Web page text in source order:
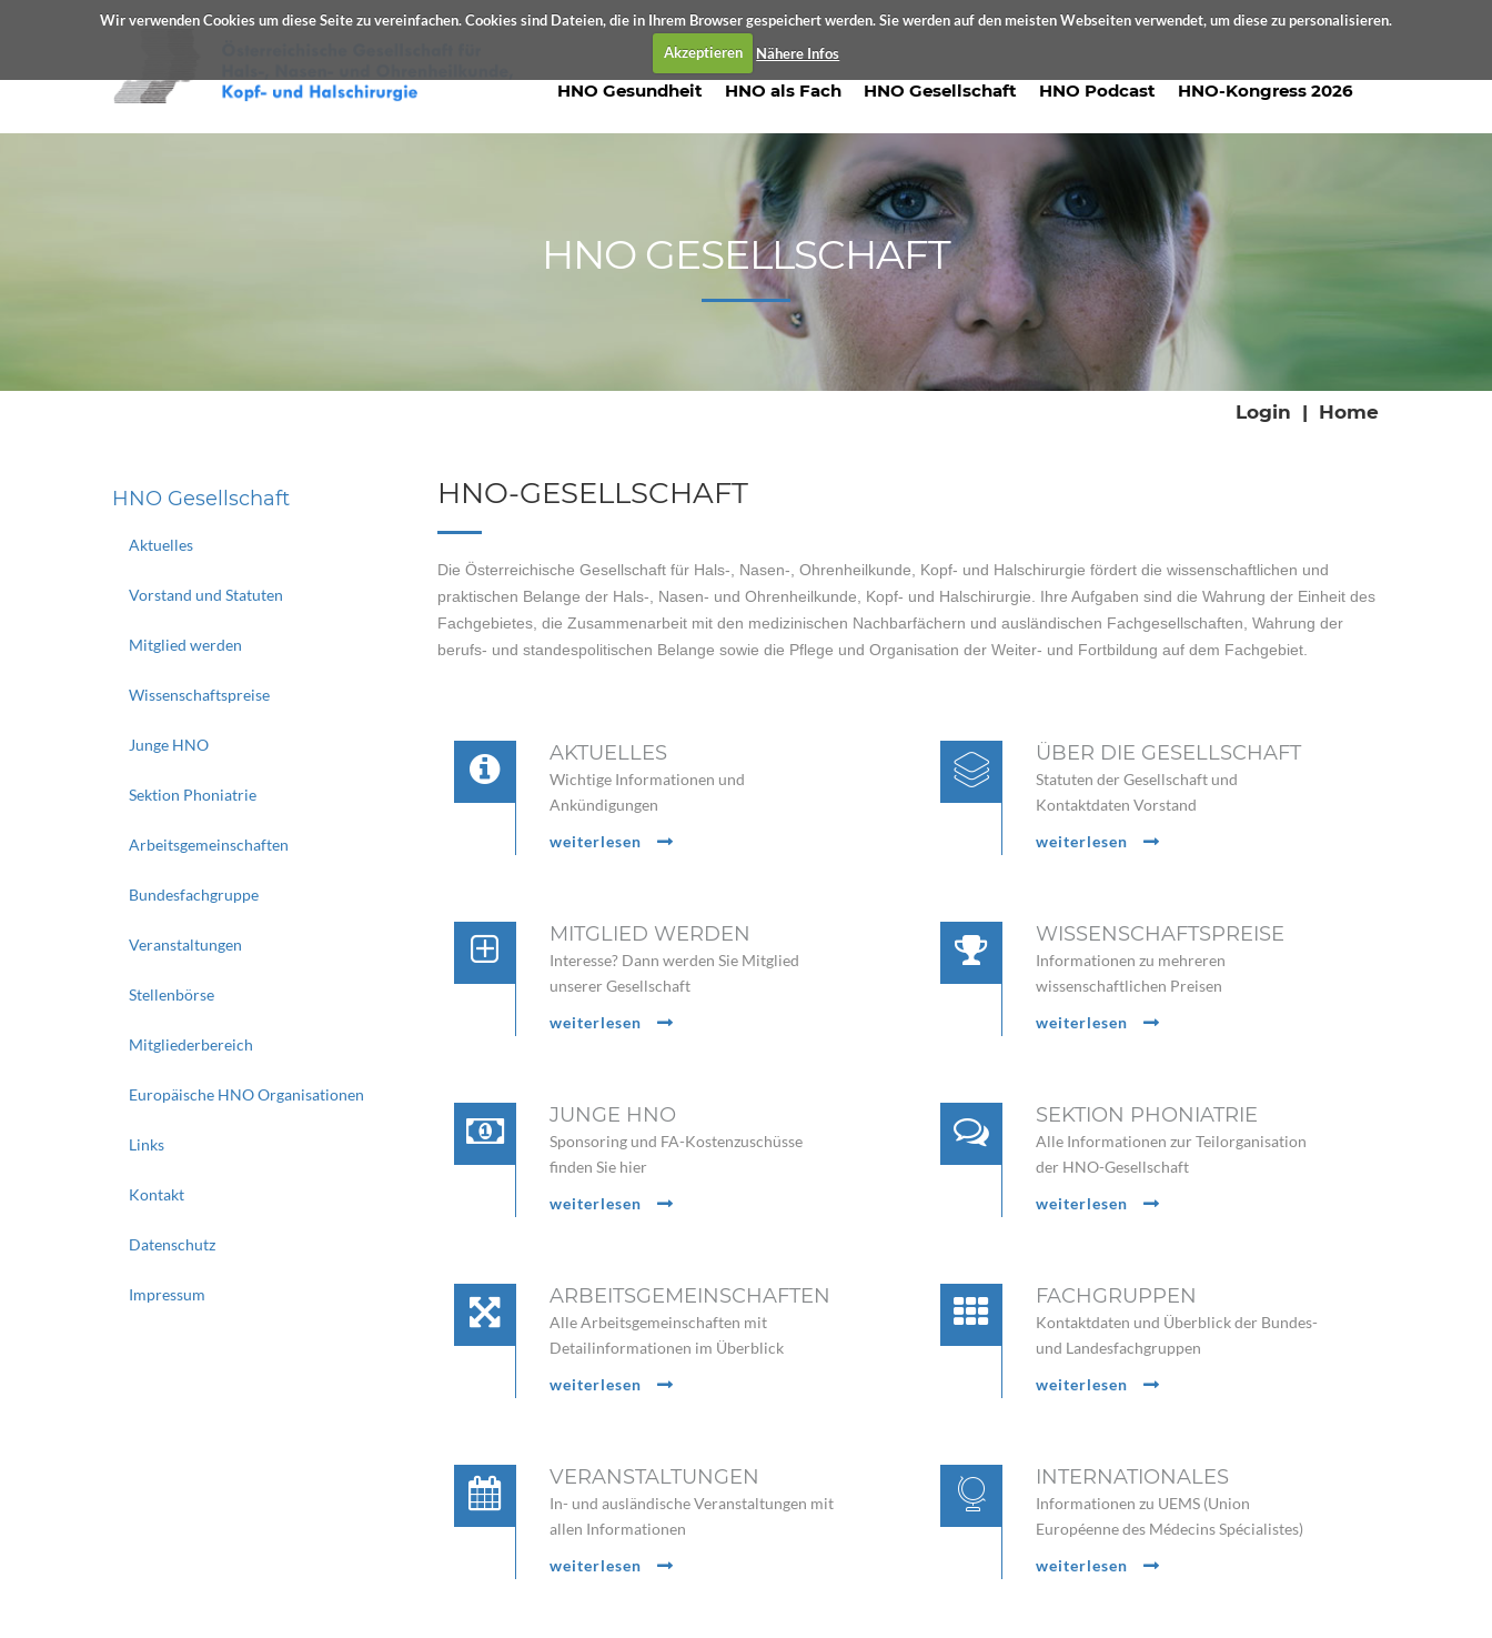
Wir verwenden Cookies um diese Seite zu vereinfachen. Cookies sind Dateien, die in Ihrem Browser gespeichert werden. Sie werden auf den meisten Webseiten verwendet, um diese zu personalisieren.
Akzeptieren
Nähere Infos
HNO Gesundheit HNO als Fach HNO Gesellschaft HNO Podcast HNO-Kongress 2026
HNO GESELLSCHAFT
Login | Home
HNO Gesellschaft
Aktuelles
Vorstand und Statuten
Mitglied werden
Wissenschaftspreise
Junge HNO
Sektion Phoniatrie
Arbeitsgemeinschaften
Bundesfachgruppe
Veranstaltungen
Stellenbörse
Mitgliederbereich
Europäische HNO Organisationen
Links
Kontakt
Datenschutz
Impressum
HNO-GESELLSCHAFT
Die Österreichische Gesellschaft für Hals-, Nasen-, Ohrenheilkunde, Kopf- und Halschirurgie fördert die wissenschaftlichen und
praktischen Belange der Hals-, Nasen- und Ohrenheilkunde, Kopf- und Halschirurgie. Ihre Aufgaben sind die Wahrung der Einheit des
Fachgebietes, die Zusammenarbeit mit den medizinischen Nachbarfächern und ausländischen Fachgesellschaften, Wahrung der
berufs- und standespolitischen Belange sowie die Pflege und Organisation der Weiter- und Fortbildung auf dem Fachgebiet.
AKTUELLES
Wichtige Informationen und
Ankündigungen
weiterlesen
MITGLIED WERDEN
Interesse? Dann werden Sie Mitglied
unserer Gesellschaft
weiterlesen
JUNGE HNO
Sponsoring und FA-Kostenzuschüsse
finden Sie hier
weiterlesen
ARBEITSGEMEINSCHAFTEN
Alle Arbeitsgemeinschaften mit
Detailinformationen im Überblick
weiterlesen
VERANSTALTUNGEN
In- und ausländische Veranstaltungen mit
allen Informationen
weiterlesen
ÜBER DIE GESELLSCHAFT
Statuten der Gesellschaft und
Kontaktdaten Vorstand
weiterlesen
WISSENSCHAFTSPREISE
Informationen zu mehreren
wissenschaftlichen Preisen
weiterlesen
SEKTION PHONIATRIE
Alle Informationen zur Teilorganisation
der HNO-Gesellschaft
weiterlesen
FACHGRUPPEN
Kontaktdaten und Überblick der Bundes-
und Landesfachgruppen
weiterlesen
INTERNATIONALES
Informationen zu UEMS (Union
Européenne des Médecins Spécialistes)
weiterlesen